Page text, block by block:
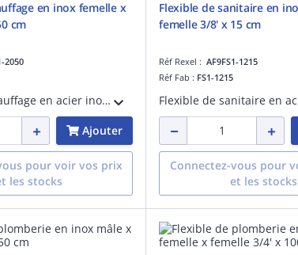
en inox femelle x
cm
2050
Flexible de chauffage en acier inoxydable - PN 10 - fourni avec une patte d'accroche - femelle x femelle 3/4' - longueur de 50 cm
Ajouter
pour voir vos prix
les stocks
Flexible de sanitaire en
femelle 3/8' x 15 cm
Réf Rexel : AF9FS1-1215
Réf Fab : FS1-1215
Connectez-vous pour
et les stocks